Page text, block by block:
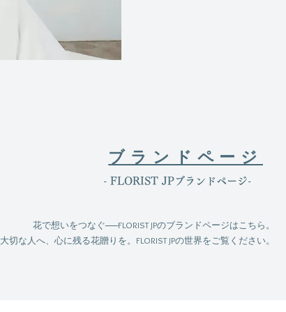
ブランドページ
​- FLORIST JPブランドページ-
花で想いをつなぐ──FLORIST JPのブランドページはこちら。
大切な人へ、心に残る花贈りを。FLORIST JPの世界をご覧ください。